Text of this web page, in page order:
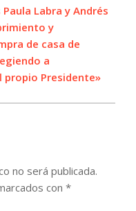
Labra y Andrés
y
de casa de
a
Presidente»
no será publicada.
con *